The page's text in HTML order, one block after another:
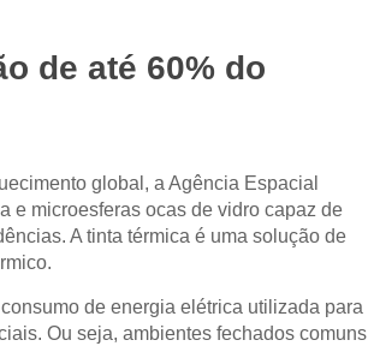
de até 60% do
global, a Agência Espacial
e microesferas ocas de vidro capaz de
A tinta térmica é uma solução de
de energia elétrica utilizada para
Ou seja, ambientes fechados comuns